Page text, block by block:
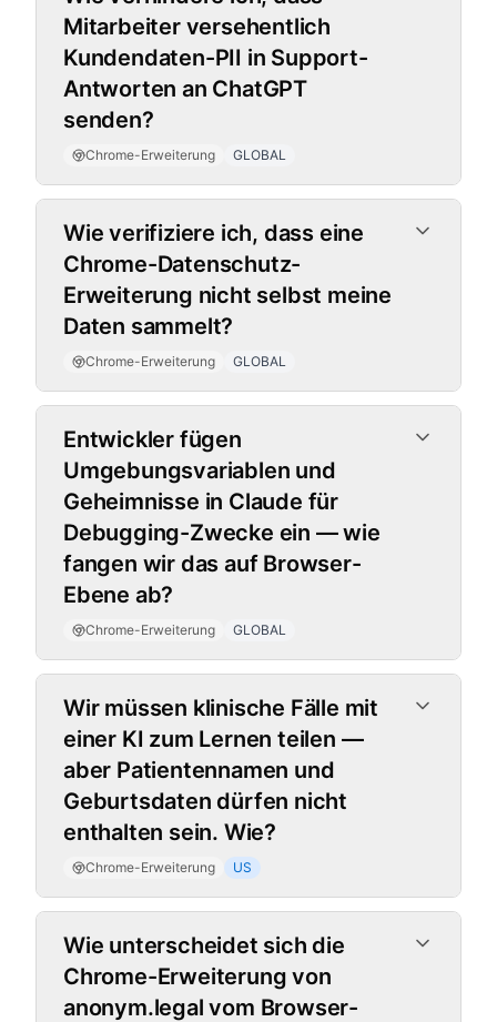
Mitarbeiter versehentlich
Kundendaten-PII in Support-
Antworten an ChatGPT
senden?
Chrome-Erweiterung GLOBAL
Wie verifiziere ich, dass eine
Chrome-Datenschutz-
Erweiterung nicht selbst meine
Daten sammelt?
Chrome-Erweiterung GLOBAL
Entwickler fügen
Umgebungsvariablen und
Geheimnisse in Claude für
Debugging-Zwecke ein — wie
fangen wir das auf Browser-
Ebene ab?
Chrome-Erweiterung GLOBAL
Wir müssen klinische Fälle mit
einer KI zum Lernen teilen —
aber Patientennamen und
Geburtsdaten dürfen nicht
enthalten sein. Wie?
Chrome-Erweiterung US
Wie unterscheidet sich die
Chrome-Erweiterung von
anonym.legal vom Browser-